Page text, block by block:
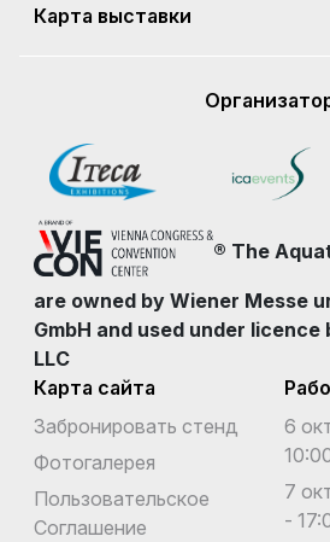
Карта выставки
® The
are owned by Wiener Messe
GmbH and used under licence
LLC
Карта сайта
Забронировать стенд
Фотогалерея
Пользовательское
Соглашение
6
7
-